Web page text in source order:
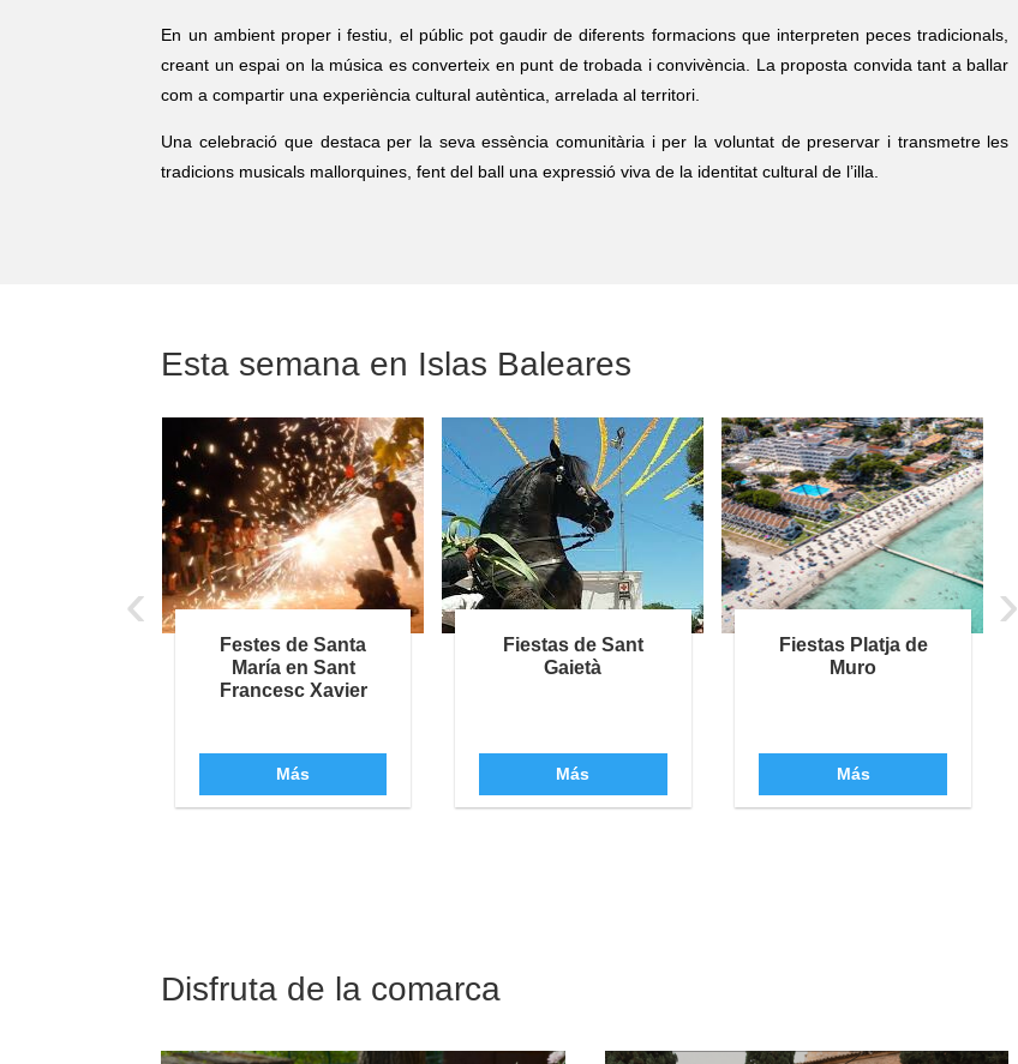
En un ambient proper i festiu, el públic pot gaudir de diferents formacions que interpreten peces tradicionals,
creant un espai on la música es converteix en punt de trobada i convivència. La proposta convida tant a ballar
com a compartir una experiència cultural autèntica, arrelada al territori.
Una celebració que destaca per la seva essència comunitària i per la voluntat de preservar i transmetre les
tradicions musicals mallorquines, fent del ball una expressió viva de la identitat cultural de l’illa.
Esta semana en Islas Baleares
Festes de Santa
María en Sant
Francesc Xavier
Más
Fiestas de Sant
Gaietà
Más
Fiestas Platja de
Muro
Más
‹ ›
Disfruta de la comarca